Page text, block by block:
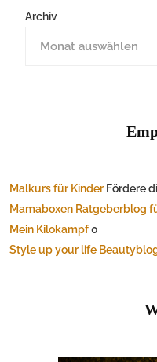
Archiv
Malkurs für Kinder Fördere
Mamaboxen Ratgeberblog
Mein Kilokampf0
Style up your life